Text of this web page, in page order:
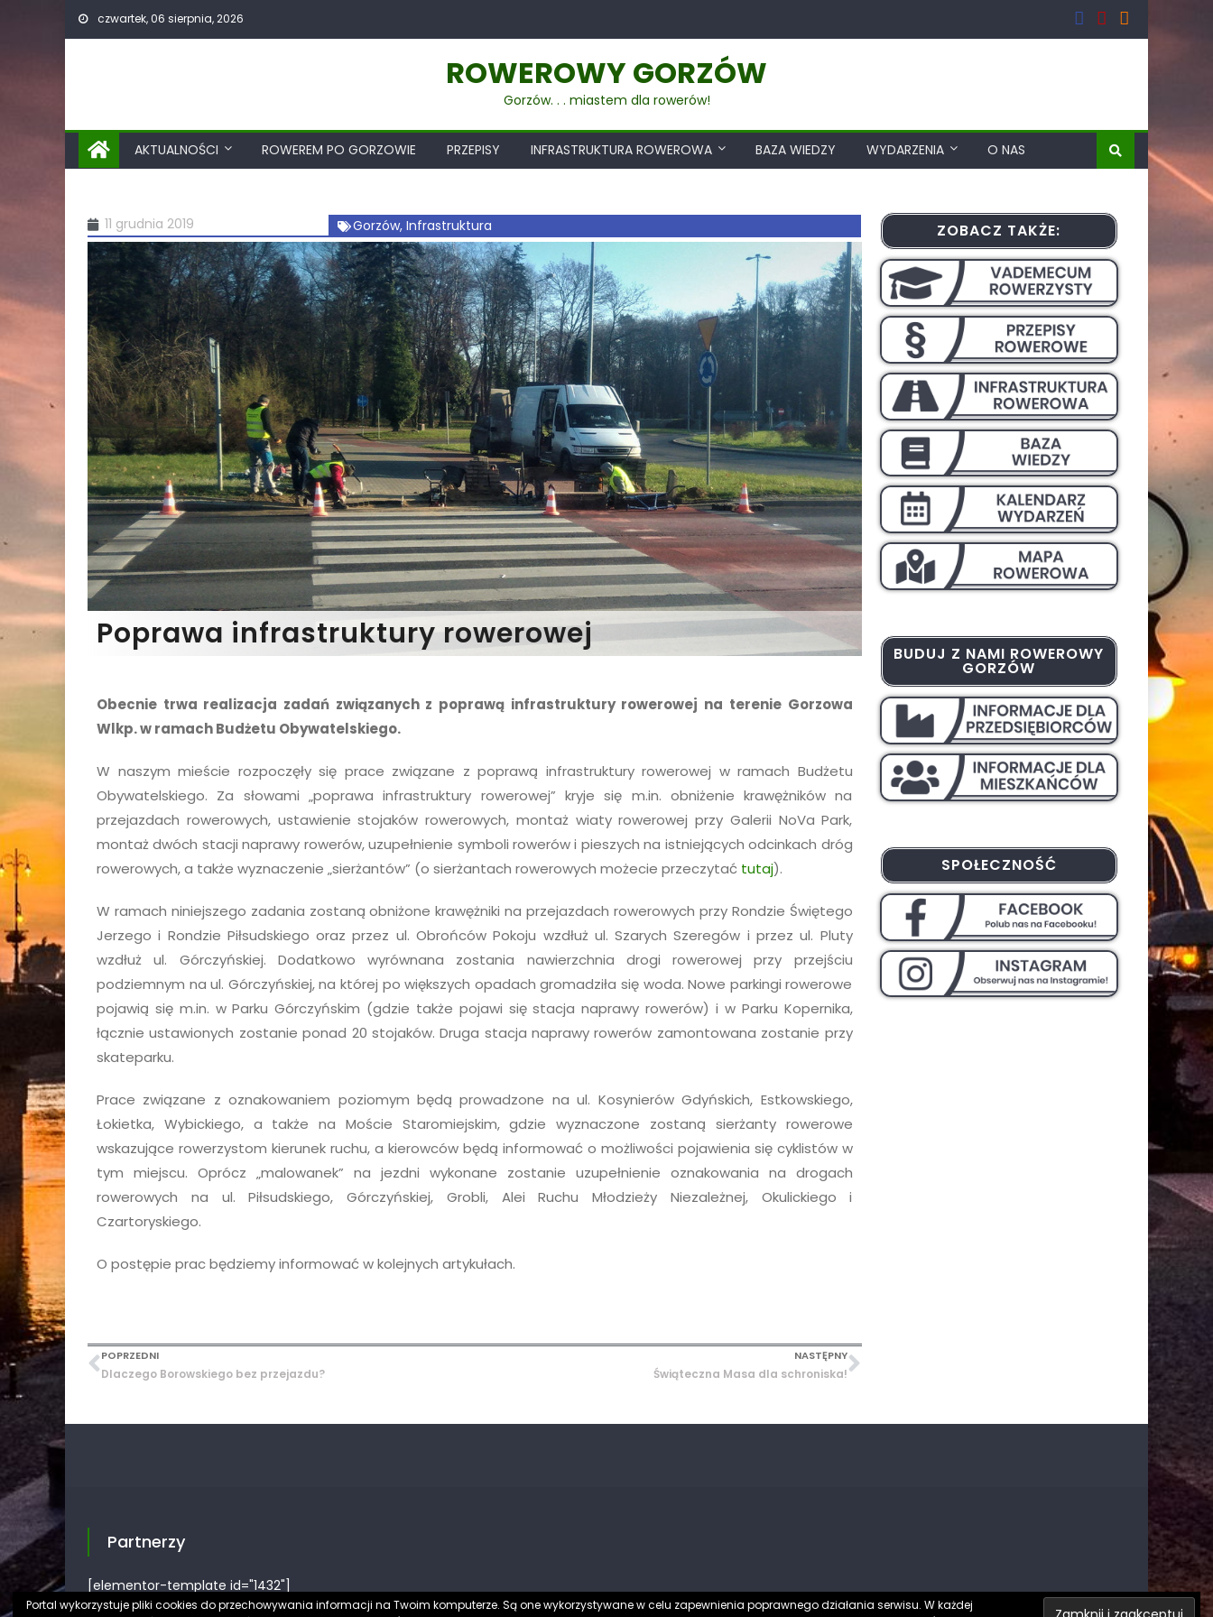
czwartek, 06 sierpnia, 2026
ROWEROWY GORZÓW
Gorzów. . . miastem dla rowerów!
AKTUALNOŚCI ROWEREM PO GORZOWIE PRZEPISY INFRASTRUKTURA ROWEROWA BAZA WIEDZY WYDARZENIA O NAS
11 grudnia 2019 Gorzów,Infrastruktura
Poprawa infrastruktury rowerowej
Obecnie trwa realizacja zadań związanych z poprawą infrastruktury rowerowej na terenie Gorzowa
Wlkp. w ramach Budżetu Obywatelskiego.
W naszym mieście rozpoczęły się prace związane z poprawą infrastruktury rowerowej w ramach Budżetu
Obywatelskiego. Za słowami „poprawa infrastruktury rowerowej” kryje się m.in. obniżenie krawężników na
przejazdach rowerowych, ustawienie stojaków rowerowych, montaż wiaty rowerowej przy Galerii NoVa Park,
montaż dwóch stacji naprawy rowerów, uzupełnienie symboli rowerów i pieszych na istniejących odcinkach dróg
rowerowych, a także wyznaczenie „sierżantów” (o sierżantach rowerowych możecie przeczytać tutaj).
W ramach niniejszego zadania zostaną obniżone krawężniki na przejazdach rowerowych przy Rondzie Świętego
Jerzego i Rondzie Piłsudskiego oraz przez ul. Obrońców Pokoju wzdłuż ul. Szarych Szeregów i przez ul. Pluty
wzdłuż ul. Górczyńskiej. Dodatkowo wyrównana zostania nawierzchnia drogi rowerowej przy przejściu
podziemnym na ul. Górczyńskiej, na której po większych opadach gromadziła się woda. Nowe parkingi rowerowe
pojawią się m.in. w Parku Górczyńskim (gdzie także pojawi się stacja naprawy rowerów) i w Parku Kopernika,
łącznie ustawionych zostanie ponad 20 stojaków. Druga stacja naprawy rowerów zamontowana zostanie przy
skateparku.
Prace związane z oznakowaniem poziomym będą prowadzone na ul. Kosynierów Gdyńskich, Estkowskiego,
Łokietka, Wybickiego, a także na Moście Staromiejskim, gdzie wyznaczone zostaną sierżanty rowerowe
wskazujące rowerzystom kierunek ruchu, a kierowców będą informować o możliwości pojawienia się cyklistów w
tym miejscu. Oprócz „malowanek” na jezdni wykonane zostanie uzupełnienie oznakowania na drogach
rowerowych na ul. Piłsudskiego, Górczyńskiej, Grobli, Alei Ruchu Młodzieży Niezależnej, Okulickiego i
Czartoryskiego.
O postępie prac będziemy informować w kolejnych artykułach.
POPRZEDNI
Dlaczego Borowskiego bez przejazdu?
NASTĘPNY
Świąteczna Masa dla schroniska!
ZOBACZ TAKŻE:
BUDUJ Z NAMI ROWEROWY
GORZÓW
SPOŁECZNOŚĆ
Partnerzy
[elementor-template id="1432"]
Portal wykorzystuje pliki cookies do przechowywania informacji na Twoim komputerze. Są one wykorzystywane w celu zapewnienia poprawnego działania serwisu. W każdej